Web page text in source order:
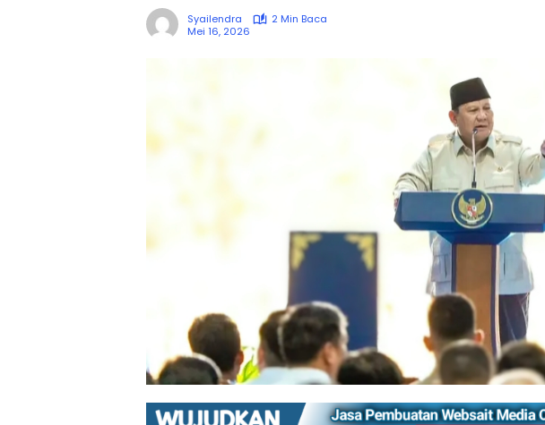
Syailendra
2 Min Baca
Mei 16, 2026